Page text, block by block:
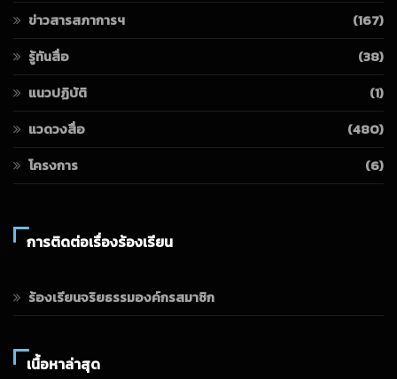
ข่าวสารสภาการฯ
(167)
รู้ทันสื่อ
(38)
แนวปฏิบัติ
(1)
แวดวงสื่อ
(480)
โครงการ
(6)
การติดต่อเรื่องร้องเรียน
ร้องเรียนจริยธรรมองค์กรสมาชิก
เนื้อหาล่าสุด